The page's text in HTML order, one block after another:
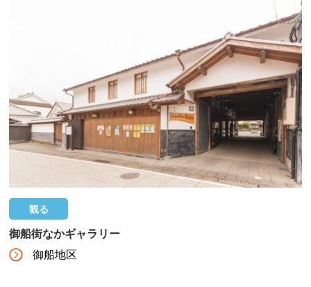
観る
御船街なかギャラリー
御船地区